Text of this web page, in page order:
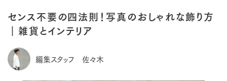
センス不要の四法則！写真のおしゃれな飾り方
｜雑貨とインテリア
編集スタッフ 佐々木